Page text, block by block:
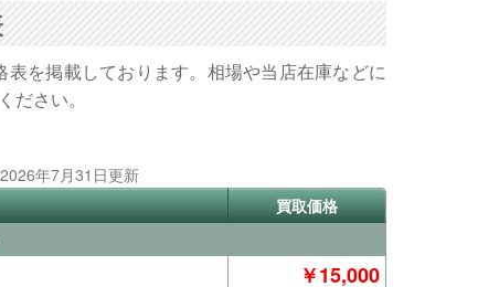
を掲載しております。相場や当店在庫などに
さい。
年7月31日更新
買取価格
￥15,000